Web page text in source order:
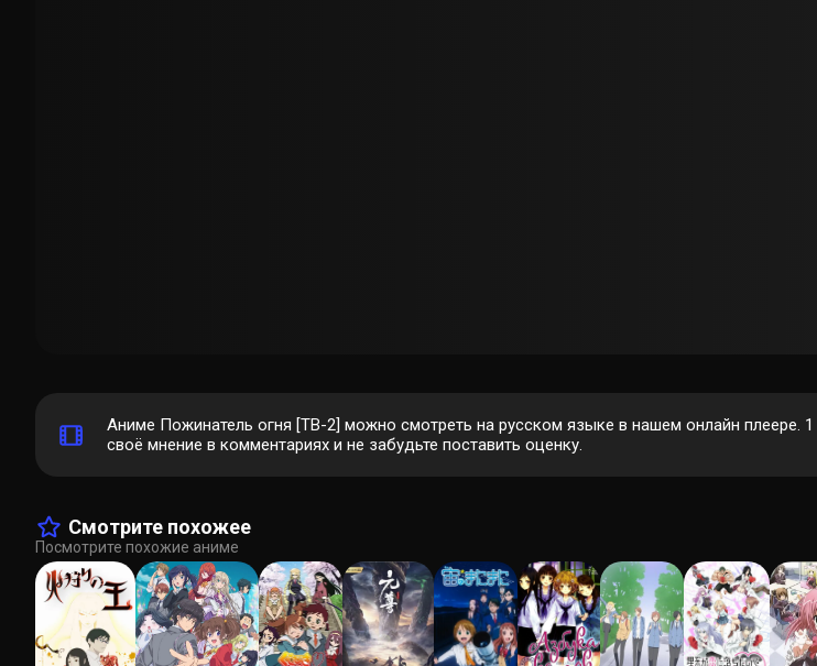
Аниме Пожинатель огня [ТВ-2] можно смотреть на русском языке в нашем онлайн плеере. 1
своё мнение в комментариях и не забудьте поставить оценку.
Смотрите похожее
Посмотрите похожие аниме